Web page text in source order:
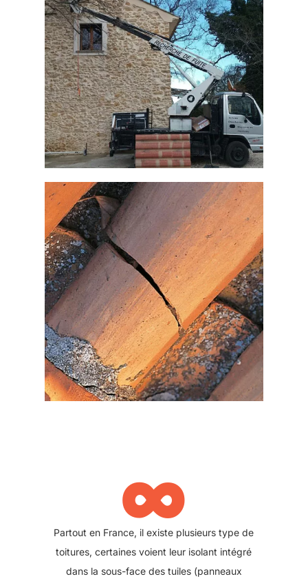
∞
L'isolation des combles est une de nos
spécialités. Nous dispersons de la ouate de